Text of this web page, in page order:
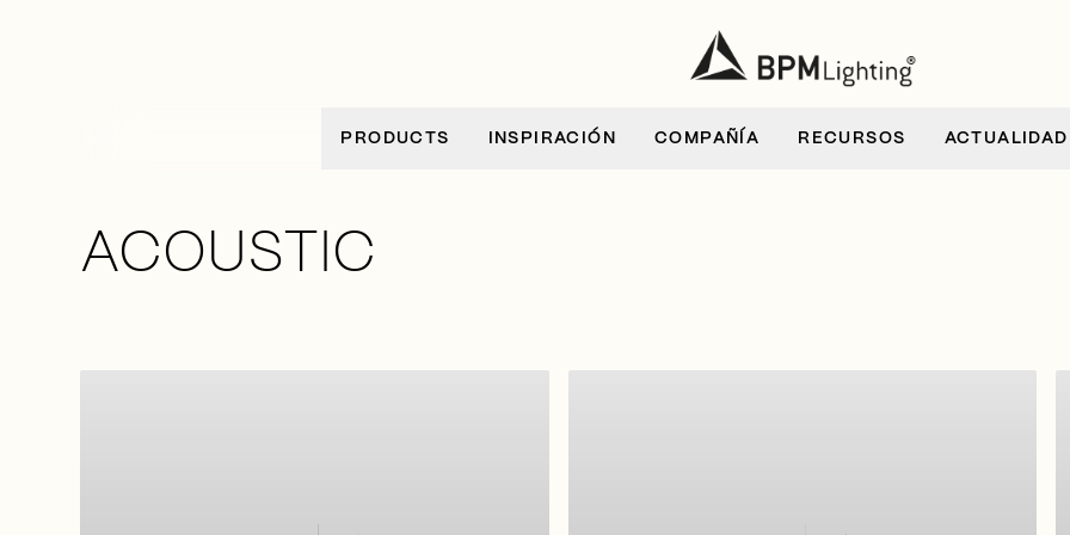
PRODUCTS INSPIRACIÓN COMPAÑÍA RECURSOS ACTUALIDAD
ACOUSTIC